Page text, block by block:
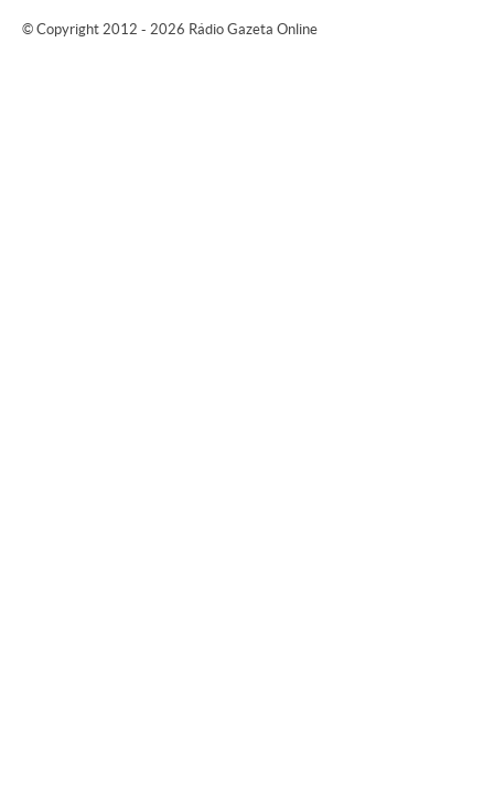
© Copyright 2012 - 2026 Rádio Gazeta Online